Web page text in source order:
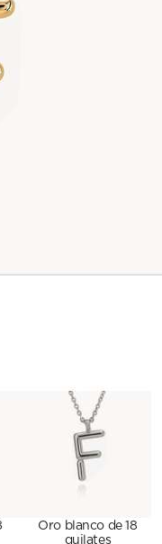
Oro blanco de 18
quilates